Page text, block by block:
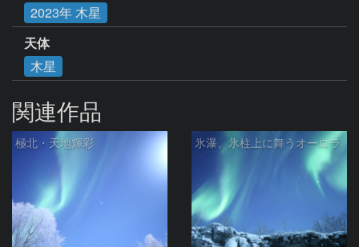
2023年 木星
天体
木星
関連作品
極北・天地輝彩 氷瀑、氷柱上に舞うオーロラ